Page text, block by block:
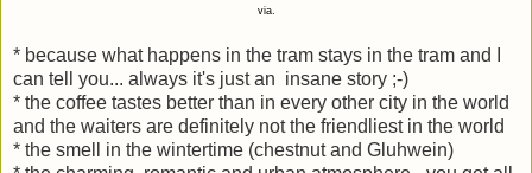
via.
* because what happens in the tram stays in the tram and I
can tell you... always it's just an insane story ;-)
* the coffee tastes better than in every other city in the world
and the waiters are definitely not the friendliest in the world
* the smell in the wintertime (chestnut and Gluhwein)